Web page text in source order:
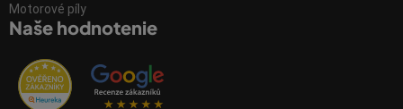
Motorové píly
Naše hodnotenie